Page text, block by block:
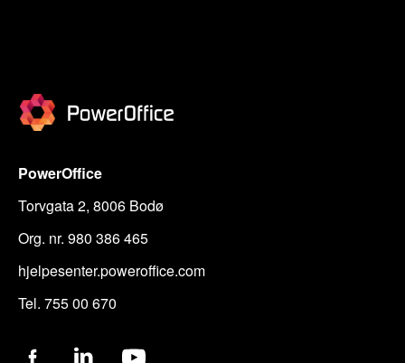
PowerOffice
Torvgata 2, 8006 Bodø
Org. nr. 980 386 465
hjelpesenter.poweroffice.com
Tel. 755 00 670